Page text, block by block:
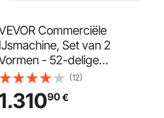
Commerciële
IJsmachine, Set van 2
- 52-delige
IJsmachine voor het Maken
van IJsjes, IJslolly van
Roestvrij Staal,
(12)
90€